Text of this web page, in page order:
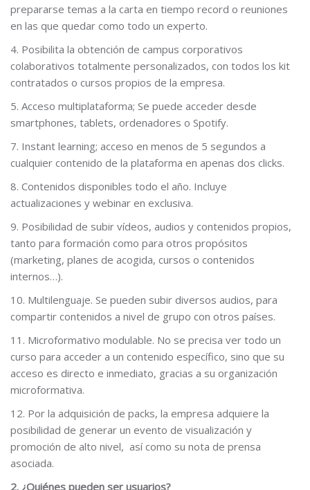
prepararse temas a la carta en tiempo record o reuniones
en las que quedar como todo un experto.
4. Posibilita la obtención de campus corporativos
colaborativos totalmente personalizados, con todos los kit
contratados o cursos propios de la empresa.
5. Acceso multiplataforma; Se puede acceder desde
smartphones, tablets, ordenadores o Spotify.
7. Instant learning; acceso en menos de 5 segundos a
cualquier contenido de la plataforma en apenas dos clicks.
8. Contenidos disponibles todo el año. Incluye
actualizaciones y webinar en exclusiva.
9. Posibilidad de subir vídeos, audios y contenidos propios,
tanto para formación como para otros propósitos
(marketing, planes de acogida, cursos o contenidos
internos…).
10. Multilenguaje. Se pueden subir diversos audios, para
compartir contenidos a nivel de grupo con otros países.
11. Microformativo modulable. No se precisa ver todo un
curso para acceder a un contenido específico, sino que su
acceso es directo e inmediato, gracias a su organización
microformativa.
12. Por la adquisición de packs, la empresa adquiere la
posibilidad de generar un evento de visualización y
promoción de alto nivel, así como su nota de prensa
asociada.
2. ¿Quiénes pueden ser usuarios?